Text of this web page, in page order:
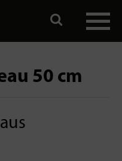
50 cm
aus